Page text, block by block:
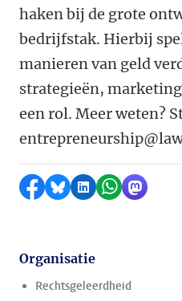
haken bij de grote
bedrijfstak. Hierbij
manieren van geld
strategieën,
een rol. Meer weten?
Delen op Facebook
Delen via Bluesky
Delen opDelen via
Delen
Organisatie
Rechtsgeleerdheid